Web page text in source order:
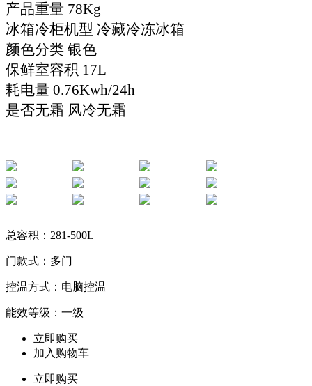
产品重量 78Kg
冰箱冷柜机型 冷藏冷冻冰箱
颜色分类 银色
保鲜室容积 17L
耗电量 0.76Kwh/24h
是否无霜 风冷无霜
总容积：281-500L
门款式：多门
控温方式：电脑控温
能效等级：一级
立即购买
加入购物车
立即购买